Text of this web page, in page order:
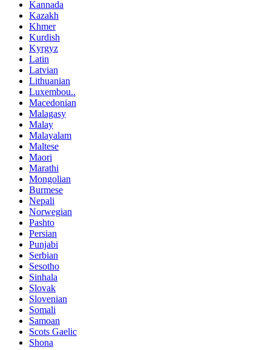
Kannada
Kazakh
Khmer
Kurdish
Kyrgyz
Latin
Latvian
Lithuanian
Luxembou..
Macedonian
Malagasy
Malay
Malayalam
Maltese
Maori
Marathi
Mongolian
Burmese
Nepali
Norwegian
Pashto
Persian
Punjabi
Serbian
Sesotho
Sinhala
Slovak
Slovenian
Somali
Samoan
Scots Gaelic
Shona